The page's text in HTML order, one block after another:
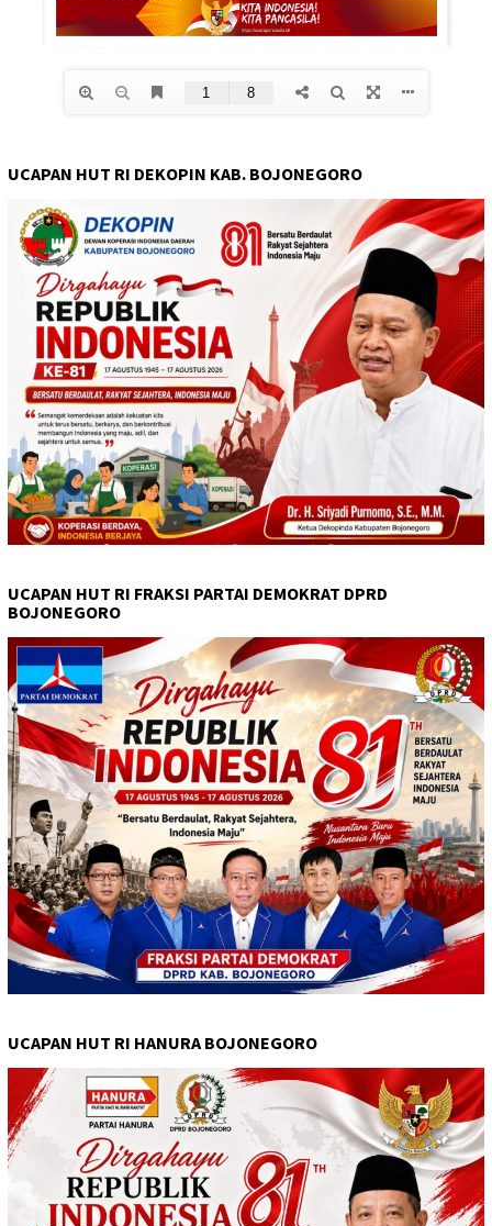
UCAPAN HUT RI DEKOPIN KAB. BOJONEGORO
UCAPAN HUT RI FRAKSI PARTAI DEMOKRAT DPRD
BOJONEGORO
UCAPAN HUT RI HANURA BOJONEGORO